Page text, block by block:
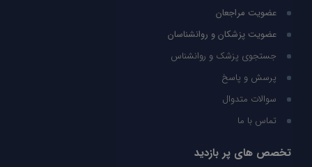
عضویت مراجعان
عضویت پزشکان و روانشناسان
جستجوی پزشک و روانشناس
پرسش و پاسخ
سوالات متدوال
تماس با ما
تخصص های پر بازدید